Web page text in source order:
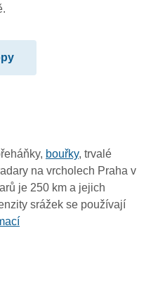
09:40
09:30
09:20
09:10
bouřky, trvalé
na vrcholech Praha v
je 250 km a jejich
srážek se používají